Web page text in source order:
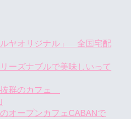
ヤオリジナル」 全国宅配
ーズナブルで美味しいって
群のカフェ
オープンカフェCABANで